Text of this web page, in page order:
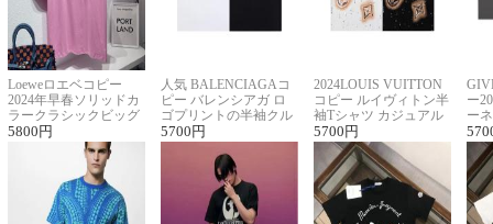
Loeweロエベコピー
2024年早春ソリッドカ
ラークラシックビッグ
ロゴ刺繍Tシャツ
5800 円
人気 BALENCIAGAコ
ピー バレンシアガ ロ
ゴプリントの半袖クル
ーネックTシャツ
5700 円
2024LOUIS VUITTON
コピー ルイヴィトン半
袖Tシャツ カジュアル
に馴染む 2色展開
5700 円
ー
ー
ー